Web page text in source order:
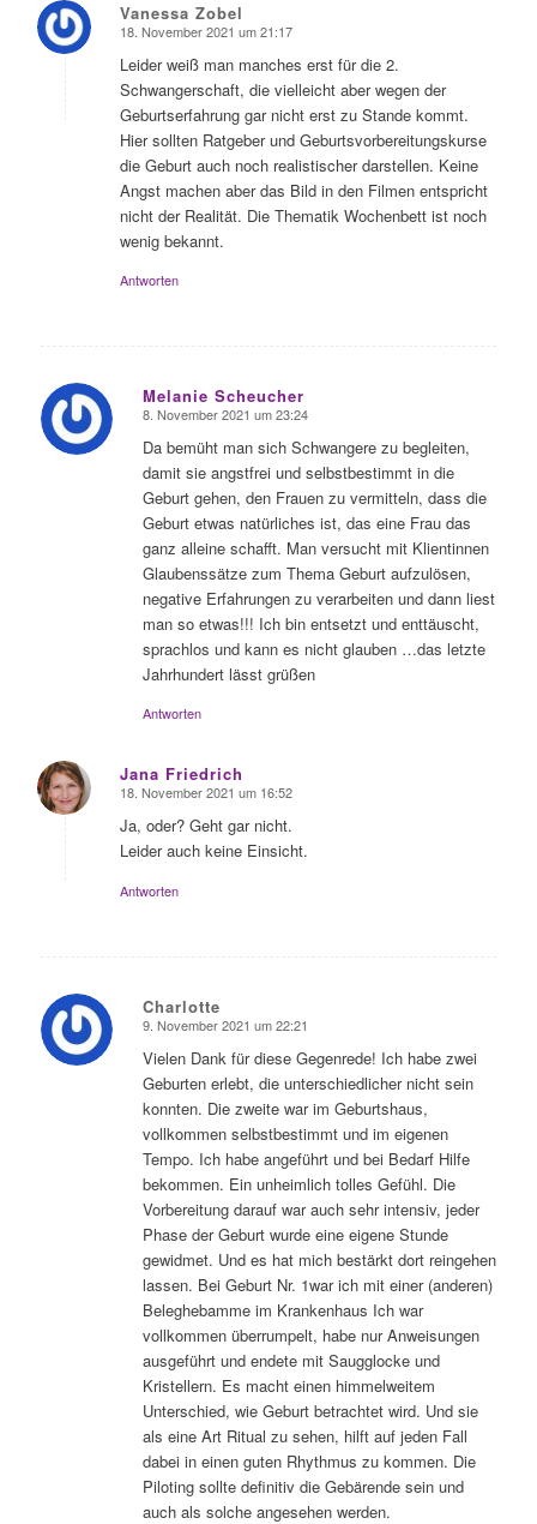
Vanessa Zobel
sagte:
18. November 2021 um 21:17
Leider weiß man manches erst für die 2.
Schwangerschaft, die vielleicht aber wegen der
Geburtserfahrung gar nicht erst zu Stande kommt.
Hier sollten Ratgeber und Geburtsvorbereitungskurse
die Geburt auch noch realistischer darstellen. Keine
Angst machen aber das Bild in den Filmen entspricht
nicht der Realität. Die Thematik Wochenbett ist noch
wenig bekannt.
Antworten
Melanie Scheucher
sagte:
8. November 2021 um 23:24
Da bemüht man sich Schwangere zu begleiten,
damit sie angstfrei und selbstbestimmt in die
Geburt gehen, den Frauen zu vermitteln, dass die
Geburt etwas natürliches ist, das eine Frau das
ganz alleine schafft. Man versucht mit Klientinnen
Glaubenssätze zum Thema Geburt aufzulösen,
negative Erfahrungen zu verarbeiten und dann liest
man so etwas!!! Ich bin entsetzt und enttäuscht,
sprachlos und kann es nicht glauben …das letzte
Jahrhundert lässt grüßen
Antworten
Jana Friedrich
sagte:
18. November 2021 um 16:52
Ja, oder? Geht gar nicht.
Leider auch keine Einsicht.
Antworten
Charlotte
sagte:
9. November 2021 um 22:21
Vielen Dank für diese Gegenrede! Ich habe zwei
Geburten erlebt, die unterschiedlicher nicht sein
konnten. Die zweite war im Geburtshaus,
vollkommen selbstbestimmt und im eigenen
Tempo. Ich habe angeführt und bei Bedarf Hilfe
bekommen. Ein unheimlich tolles Gefühl. Die
Vorbereitung darauf war auch sehr intensiv, jeder
Phase der Geburt wurde eine eigene Stunde
gewidmet. Und es hat mich bestärkt dort reingehen
lassen. Bei Geburt Nr. 1war ich mit einer (anderen)
Beleghebamme im Krankenhaus Ich war
vollkommen überrumpelt, habe nur Anweisungen
ausgeführt und endete mit Saugglocke und
Kristellern. Es macht einen himmelweitem
Unterschied, wie Geburt betrachtet wird. Und sie
als eine Art Ritual zu sehen, hilft auf jeden Fall
dabei in einen guten Rhythmus zu kommen. Die
Piloting sollte definitiv die Gebärende sein und
auch als solche angesehen werden.